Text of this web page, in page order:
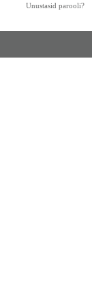
Unustasid parooli?